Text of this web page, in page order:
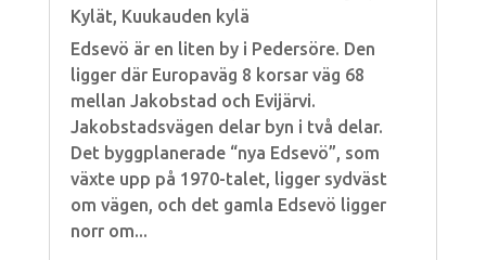
Kylät, Kuukauden kylä
Edsevö är en liten by i Pedersöre. Den
ligger där Europaväg 8 korsar väg 68
mellan Jakobstad och Evijärvi.
Jakobstadsvägen delar byn i två delar.
Det byggplanerade “nya Edsevö”, som
växte upp på 1970-talet, ligger sydväst
om vägen, och det gamla Edsevö ligger
norr om...